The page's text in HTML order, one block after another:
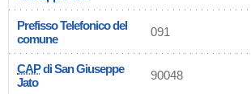
Prefisso Telefonico del
comune
091
CAPdi San Giuseppe
Jato
90048